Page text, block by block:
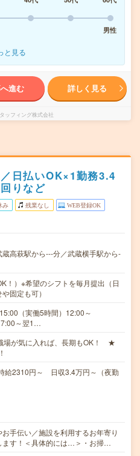
男性
と見る
進む 詳しく見る
ッフィング株式会社
日払いOK×1勤務3.4
りなど
み 残業なし WEB登録OK
高萩駅から---分／武蔵横手駅から-
！）※希望のシフトを毎月提出（日
固定も可）
（実働5時間）12:00～
～翌1…
が気に入れば、長期もOK！ ★
給2310円～ 日収3.4万円～（夜勤
手伝い／施設を利用するお年寄り
ます！＜具体的には…＞・お掃…